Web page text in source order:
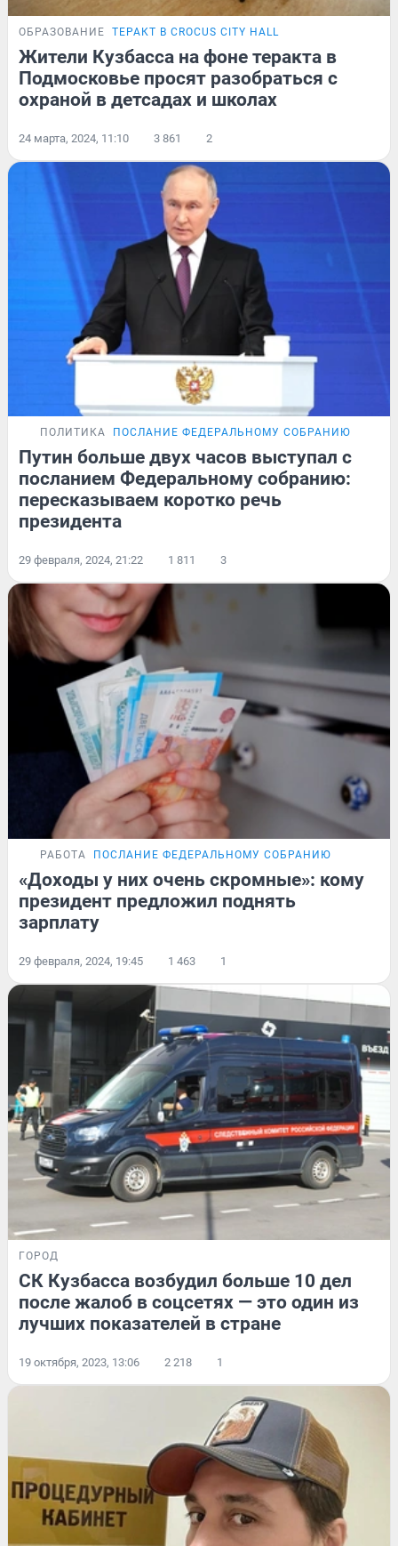
ОБРАЗОВАНИЕ ТЕРАКТ В CROCUS CITY HALL
Жители Кузбасса на фоне теракта в
Подмосковье просят разобраться с
охраной в детсадах и школах
24 марта, 2024, 11:10 3 861 2
ПОЛИТИКА ПОСЛАНИЕ ФЕДЕРАЛЬНОМУ СОБРАНИЮ
Путин больше двух часов выступал с
посланием Федеральному собранию:
пересказываем коротко речь
президента
29 февраля, 2024, 21:22 1 811 3
РАБОТА ПОСЛАНИЕ ФЕДЕРАЛЬНОМУ СОБРАНИЮ
«Доходы у них очень скромные»: кому
президент предложил поднять
зарплату
29 февраля, 2024, 19:45 1 463 1
ГОРОД
СК Кузбасса возбудил больше 10 дел
после жалоб в соцсетях — это один из
лучших показателей в стране
19 октября, 2023, 13:06 2 218 1